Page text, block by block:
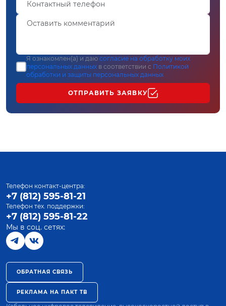
Я ознакомлен(а) и даю согласие на обработку моих
персональных данных в соответствии с Политикой
обработки и защиты персональных данных
ОТПРАВИТЬ ЗАЯВКУ
Телефон контакт-центра:
+7 (812) 595-81-21
Телефон тех. поддержки:
+7 (812) 595-81-22
Мы в соц. сетях:
ОБРАТНАЯ СВЯЗЬ
РЕКЛАМА НА ПАКТ ТВ